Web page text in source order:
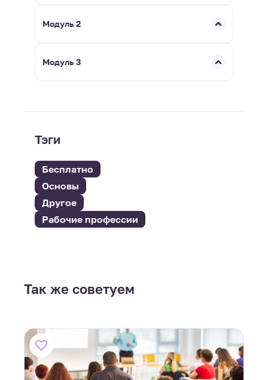
Модуль 2
Модуль 3
Тэги
Бесплатно
Основы
Другое
Рабочие профессии
Так же советуем